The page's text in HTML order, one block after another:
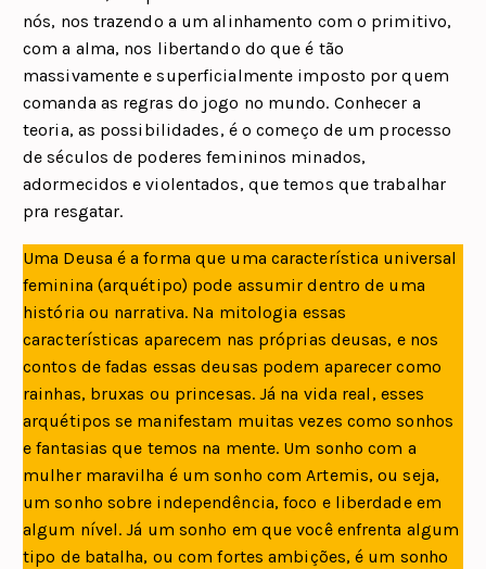
nós, nos trazendo a um alinhamento com o primitivo,
com a alma, nos libertando do que é tão
massivamente e superficialmente imposto por quem
comanda as regras do jogo no mundo. Conhecer a
teoria, as possibilidades, é o começo de um processo
de séculos de poderes femininos minados,
adormecidos e violentados, que temos que trabalhar
pra resgatar.
Uma Deusa é a forma que uma característica universal
feminina (arquétipo) pode assumir dentro de uma
história ou narrativa. Na mitologia essas
características aparecem nas próprias deusas, e nos
contos de fadas essas deusas podem aparecer como
rainhas, bruxas ou princesas. Já na vida real, esses
arquétipos se manifestam muitas vezes como sonhos
e fantasias que temos na mente. Um sonho com a
mulher maravilha é um sonho com Artemis, ou seja,
um sonho sobre independência, foco e liberdade em
algum nível. Já um sonho em que você enfrenta algum
tipo de batalha, ou com fortes ambições, é um sonho